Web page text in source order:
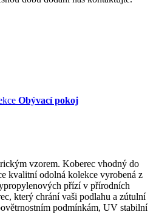
Obývací pokoj
vzorem. Koberec vhodný do
kvalitní odolná kolekce vyrobená z
přízí v přírodních
který chrání vaši podlahu a zútulní
podmínkám, UV stabilní